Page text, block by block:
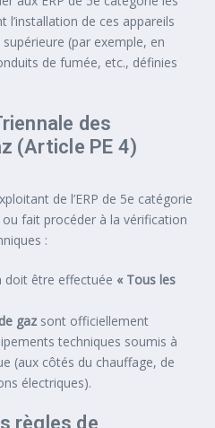
l’installation de ces appareils
(par exemple, en
de fumée, etc., définies
des
(Article PE 4)
de l’ERP de 5e catégorie
ou fait procéder à la vérification
:
doit être effectuée « Tous les
gaz sont officiellement
techniques soumis à
(aux côtés du chauffage, de
électriques).
règles de